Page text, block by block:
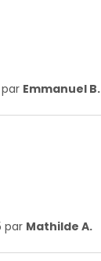
Emmanuel B.
par Mathilde A.